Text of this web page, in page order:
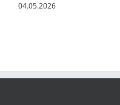
04.05.2026